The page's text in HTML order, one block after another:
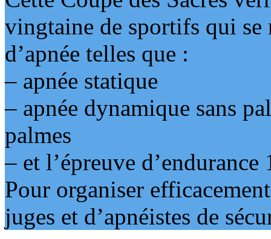
vingtaine de sportifs qui se
d’apnée telles que :
– apnée statique
– apnée dynamique sans
palmes
– et l’épreuve
Pour organiser
juges et d’apnéistes de